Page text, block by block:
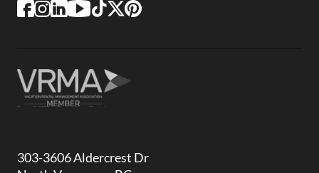
303-3606 Aldercrest Dr